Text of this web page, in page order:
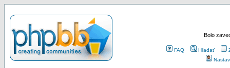
Bolo
FAQ Hľadať